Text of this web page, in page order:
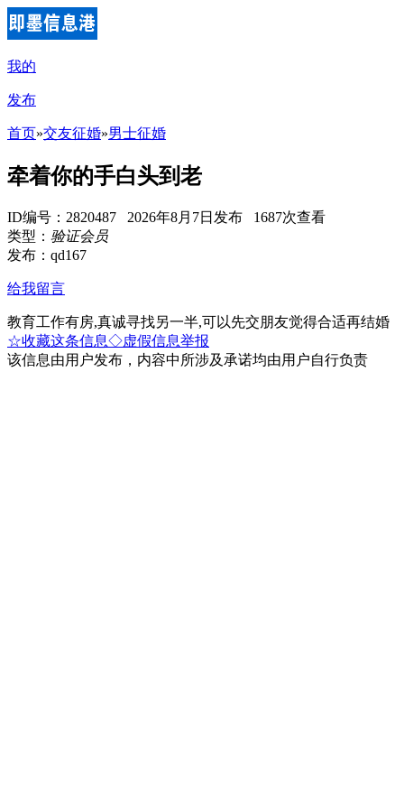
我的
发布
首页»交友征婚»男士征婚
牵着你的手白头到老
ID编号：2820487 2026年8月7日发布 1687次查看
类型： 验证会员
发布：qd167
给我留言
教育工作有房,真诚寻找另一半,可以先交朋友觉得合适再结婚
☆收藏这条信息◇虚假信息举报
该信息由用户发布，内容中所涉及承诺均由用户自行负责